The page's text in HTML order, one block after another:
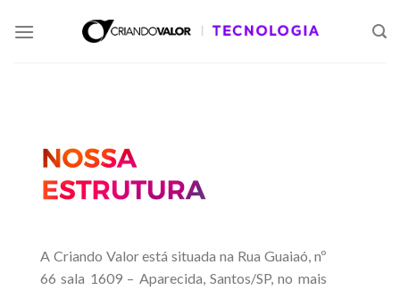
A Criando Valor está situada na Rua Guaiaó, nº
66 sala 1609 – Aparecida, Santos/SP, no mais